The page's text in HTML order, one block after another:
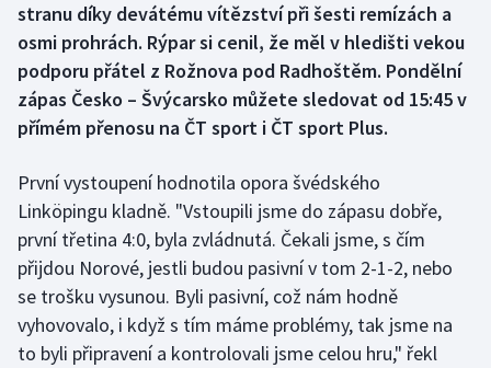
Florbal
Futsal
Golf
Gymnastika
Házená
Jezdectví
Judo
stranu díky devátému vítězství při šesti remízách a
osmi prohrách. Rýpar si cenil, že měl v hledišti vekou
podporu přátel z Rožnova pod Radhoštěm. Pondělní
zápas Česko – Švýcarsko můžete sledovat od 15:45 v
přímém přenosu na ČT sport i ČT sport Plus.
První vystoupení hodnotila opora švédského
Linköpingu kladně. "Vstoupili jsme do zápasu dobře,
první třetina 4:0, byla zvládnutá. Čekali jsme, s čím
přijdou Norové, jestli budou pasivní v tom 2-1-2, nebo
se trošku vysunou. Byli pasivní, což nám hodně
vyhovovalo, i když s tím máme problémy, tak jsme na
to byli připravení a kontrolovali jsme celou hru," řekl